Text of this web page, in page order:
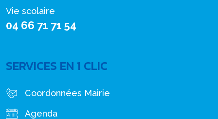
Vie scolaire
04 66 71 71 54
SERVICES EN 1 CLIC
Coordonnées Mairie
Agenda